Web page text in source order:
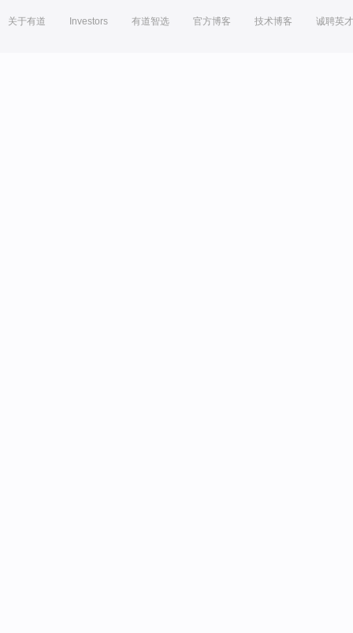
关于有道 Investors 有道智选 官方博客 技术博客 诚聘英才